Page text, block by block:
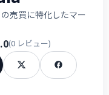
売買に特化したマー
(0 レビュー)